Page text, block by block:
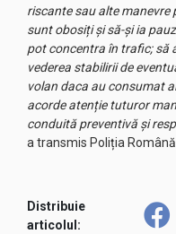
riscante sau alte manevre
sunt obosiți și să-și ia
pot concentra în trafic; să
vederea stabilirii de
volan daca au consumat
acorde atenție tuturor
conduită preventivă și
a transmis Poliția Română.
Distribuie
articolul: